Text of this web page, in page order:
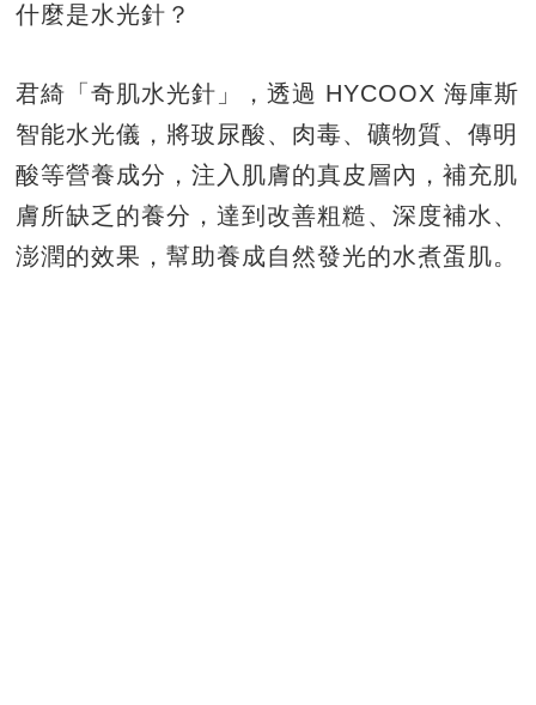
什麼是水光針？
君綺「奇肌水光針」，透過 HYCOOX 海庫斯
智能水光儀，將玻尿酸、肉毒、礦物質、傳明
酸等營養成分，注入肌膚的真皮層內，補充肌
膚所缺乏的養分，達到改善粗糙、深度補水、
澎潤的效果，幫助養成自然發光的水煮蛋肌。